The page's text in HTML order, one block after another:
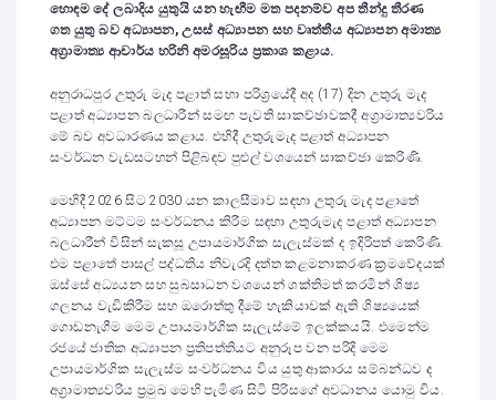
හොඳම දේ ලබාදිය යුතුයි යන හැඟීම මත පදනම්ව අප තීන්දු තීරණ
ගත යුතු බව අධ්‍යාපන, උසස් අධ්‍යාපන සහ වෘත්තීය අධ්‍යාපන අමාත්‍ය
අග්‍රාමාත්‍ය ආචාර්ය හරිනි අමරසූරිය ප්‍රකාශ කළාය.
අනුරාධපුර උතුරු මැද පළාත් සභා පරිශ්‍රයේදී අද (17) දින උතුරු මැද
පළාත් අධ්‍යාපන බලධාරීන් සමඟ පැවති සාකච්ඡාවකදී අග්‍රාමාත්‍යවරිය
මේ බව අවධාරණය කළාය. එහිදී උතුරුමැද පළාත් අධ්‍යාපන
සංවර්ධන වැඩසටහන් පිළිබඳව පුළුල් වශයෙන් සාකච්ඡා කෙරිණි.
මෙහිදී 2026 සිට 2030 යන කාලසීමාව සඳහා උතුරු මැද පළාතේ
අධ්‍යාපන මට්ටම සංවර්ධනය කිරීම සඳහා උතුරුමැද පළාත් අධ්‍යාපන
බලධාරීන් විසින් සැකසූ උපායමාර්ගික සැලැස්මක් ද ඉදිරිපත් කෙරිණි.
එම පළාතේ පාසල් පද්ධතිය නිවැරදි දත්ත කළමනාකරණ ක්‍රමවේදයක්
ඔස්සේ අධ්‍යයන සහ සුබසාධන වශයෙන් ශක්තිමත් කරමින් ශිෂ්‍ය
ගලනය වැඩිකිරීම සහ ඔරොත්තු දීමේ හැකියාවක් ඇති ශිෂ්‍යයෙක්
ගොඩනැගීම මෙම උපායමාර්ගික සැලැස්මේ ඉලක්කයයි. එමෙන්ම
රජයේ ජාතික අධ්‍යාපන ප්‍රතිපත්තියට අනුරූප වන පරිදි මෙම
උපායමාර්ගික සැලැස්ම සංවර්ධනය විය යුතු ආකාරය සම්බන්ධව ද
අග්‍රාමාත්‍යවරිය ප්‍රමුඛ මෙහි පැමිණ සිටි පිරිසගේ අවධානය යොමු විය.